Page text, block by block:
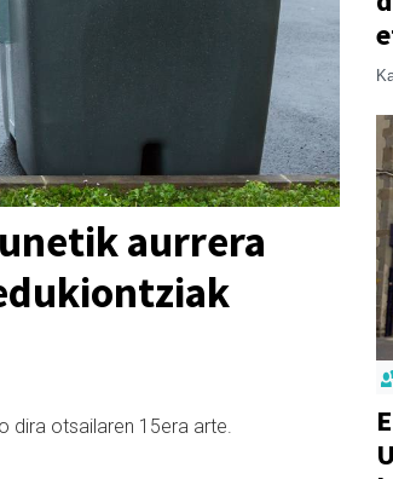
aurrera
dira otsailaren 15era arte.